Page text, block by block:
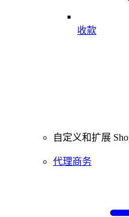
收款
自定义和扩展
代理商务